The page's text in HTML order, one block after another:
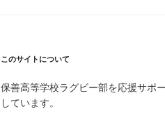
このサイトについて
保善高等学校ラグビー部を応援サポ
しています。